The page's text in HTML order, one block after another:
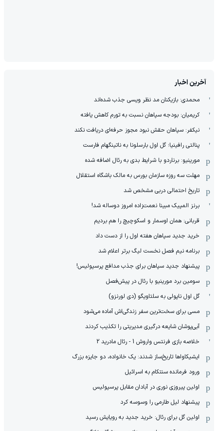
آخرین اخبار
محمدی: بازیکنان مد نظر ویسی جذب شده‌اند
کریمیان: بودجه سپاهان نسبت به تورم کاهش یافته
نیکفر: سپاهان حقش نبود مجوز حرفه‌ای دریافت نکند
پنالتی رافینیا؛ گل اول بارسلونا به ناتینگهام فارست
مورینیو: برناردو با شرایط بدی به رئال اضافه شده
مهلت سه روزه سازمان بورس به مالک باشگاه استقلال
تاریخ احتمالی دربی مشخص شد
برنز المپیک مبینا نعمت‌زاده امروز دوساله شد!
قربانی: همان اوسمار و اسکوچیچ را هم بردیم
خرید جدید سپاهان هفته اول را از دست داد
برنامه نیم فصل نخست لیگ برتر اعلام شد
پیشنهاد جدید سپاهان برای جذب مدافع پرسپولیس!
سومین برد مورینیو با رئال در پیش‌فصل
گل اول ناپولی به سلتاویگو (دی لورنزو)
مسی برای سخت‌ترین سفر زندگی‌اش آماده می‌شود
آبی‌پوشان شایعه درگیری مدیریتی را تکذیب کردند
خلاصه بازی فرنتس واروش 1 - رئال مادرید 2
ایشیکاوا‌ها تاریخ‌ساز شدند: یک خانواده، دو جایزه بزرگ
ورود فرمانده سنتکام به اسرائیل
اولین پیروزی نوری در آبادان مقابل پرسپولیس
پیشنهاد لیل طارمی را وسوسه کرد
اولین گل برای رئال: خرید جدید به رویایش رسید